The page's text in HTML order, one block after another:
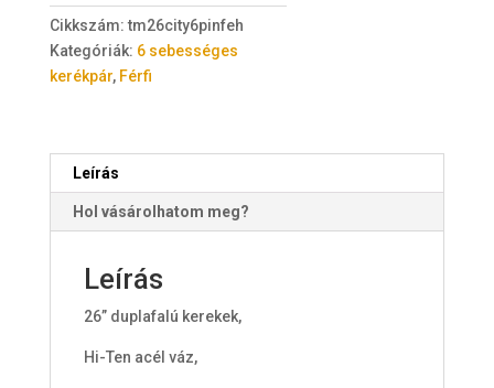
pink/fehér
(17")
mennyiség
Cikkszám: tm26city6pinfeh
Kategóriák: 6 sebességes
kerékpár, Férfi
Leírás
Hol vásárolhatom meg?
Leírás
26” duplafalú kerekek,
Hi-Ten acél váz,